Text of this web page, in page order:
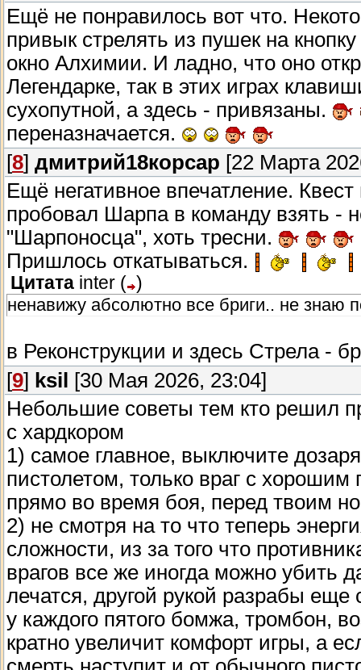
Ещё не понравилось вот что.
привык стрелять из пушек на
окно Алхимии. И ладно, что оно
Легендарке, так в этих играх
сухопутной, а здесь - привязаны.
переназначается.
[8] дмитрий18корсар [22 Марта
Ещё негативное впечатление.
пробовал Шарпа в команду взять -
"Шарпоносца", хоть тресни.
Пришлось откатываться.
Цитата inter ( )
ненавижу абсолютно все бриги.. не знаю
в Реконструкции и здесь Стрела -
[9] ksil
[30 Мая 2026, 23:04]
Небольшие советы тем кто решил
с хардкором
1) самое главное, выключите
пистолетом, только враг с
прямо во время боя, перед твоим
2) не смотря на то что теперь
сложности, из за того что
врагов все же иногда можно убить
лечатся, другой рукой разрабы
у каждого пятого бомжа, тромбон,
кратно увеличит комфорт игры, а